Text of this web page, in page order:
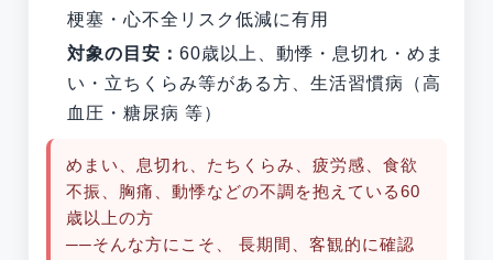
梗塞・心不全リスク低減に有用
対象の目安：60歳以上、動悸・息切れ・めま
い・立ちくらみ等がある方、生活習慣病（高
血圧・糖尿病 等）
めまい、息切れ、たちくらみ、疲労感、食欲
不振、胸痛、動悸などの不調を抱えている60
歳以上の方
──そんな方にこそ、 長期間、客観的に確認